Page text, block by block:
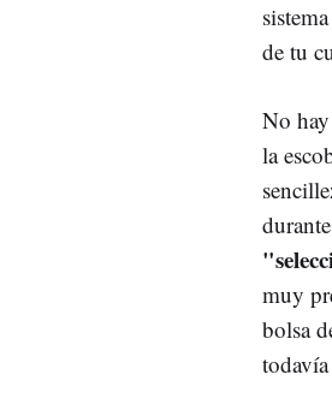
de tu
No
la
muy
bolsa